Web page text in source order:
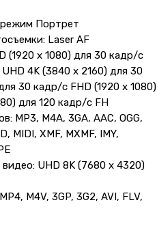
Портрет
Laser AF
(1920 x 1080) для 30 кадр/с
4K (3840 x 2160) для 30
30 кадр/с FHD (1920 x 1080)
для 120 кадр/с FH
MP3, M4A, 3GA, AAC, OGG,
MIDI, XMF, MXMF, IMY,
UHD 8K (7680 x 4320)
M4V, 3GP, 3G2, AVI, FLV,